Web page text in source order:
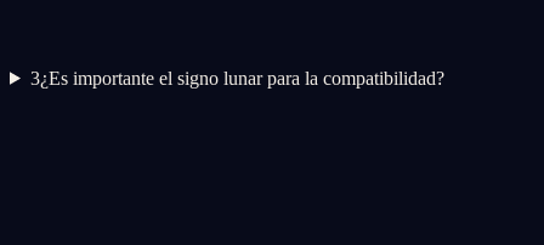
3¿Es importante el signo lunar para la compatibilidad?